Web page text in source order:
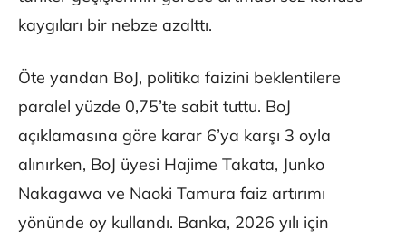
kaygıları bir nebze azalttı.
Öte yandan BoJ, politika faizini beklentilere
paralel yüzde 0,75’te sabit tuttu. BoJ
açıklamasına göre karar 6’ya karşı 3 oyla
alınırken, BoJ üyesi Hajime Takata, Junko
Nakagawa ve Naoki Tamura faiz artırımı
yönünde oy kullandı. Banka, 2026 yılı için